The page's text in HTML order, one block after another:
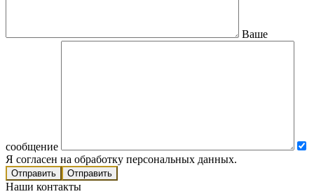
Ваше
сообщение
Я согласен на обработку персональных данных.
Отправить
Наши контакты